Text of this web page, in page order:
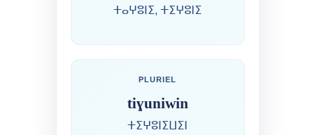
ⵜⴰⵖⵓⵏⵉ, ⵜⵉⵖⵓⵏⵉ
PLURIEL
tiɣuniwin
ⵜⵉⵖⵓⵏⵉⵡⵉⵏ